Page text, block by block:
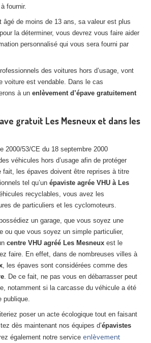
fournir.
âgé de moins de 13 ans, sa valeur est plus
la déterminer, vous devrez vous faire aider
personnalisé qui vous sera fourni par
des voitures hors d’usage, vont
voiture est vendable. Dans le cas
à un enlèvement d’épave gratuitement
gratuit Les Mesneux et dans les
2000/53/CE du 18 septembre 2000
véhicules hors d’usage afin de protéger
fait, les épaves doivent être reprises à titre
tel qu’un épaviste agrée VHU à Les
recyclables, vous avez les
de particuliers et les cyclomoteurs.
un garage, que vous soyez une
ou que vous soyez un simple particulier,
centre VHU agréé Les Mesneux est le
faire. En effet, dans de nombreuses villes à
, les épaves sont considérées comme des
. De ce fait, ne pas vous en débarrasser peut
notamment si la carcasse du véhicule a été
publique.
poser un acte écologique tout en faisant
dès maintenant nos équipes d’épavistes
également notre service enlèvement